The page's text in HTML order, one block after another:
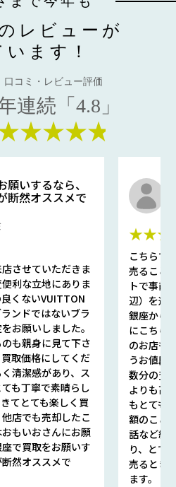
レビューが
います！
口コミ・レビュー評価
連続「4.8」
いするなら、
断然オススメで
させていただきま
利な立地にありま
くないVUITTON
ンドではないブラ
お願いしました。
も親身に見て下さ
取価格にしてくだ
清潔感があり、ス
も丁寧で素晴らし
てとても楽しく買
店でも売却したこ
もいおさんにお願
で買取をお願いす
然オススメで
こちらで
売ること
トで事前
辺）を選
銀座から
にこちら
のお店も
うお値段
数分の査
よりも高
もとても
額のこと
話など細
り、とて
売るとき
ます。